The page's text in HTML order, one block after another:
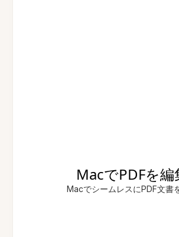
MacでPDFを編
MacでシームレスにPDF文書